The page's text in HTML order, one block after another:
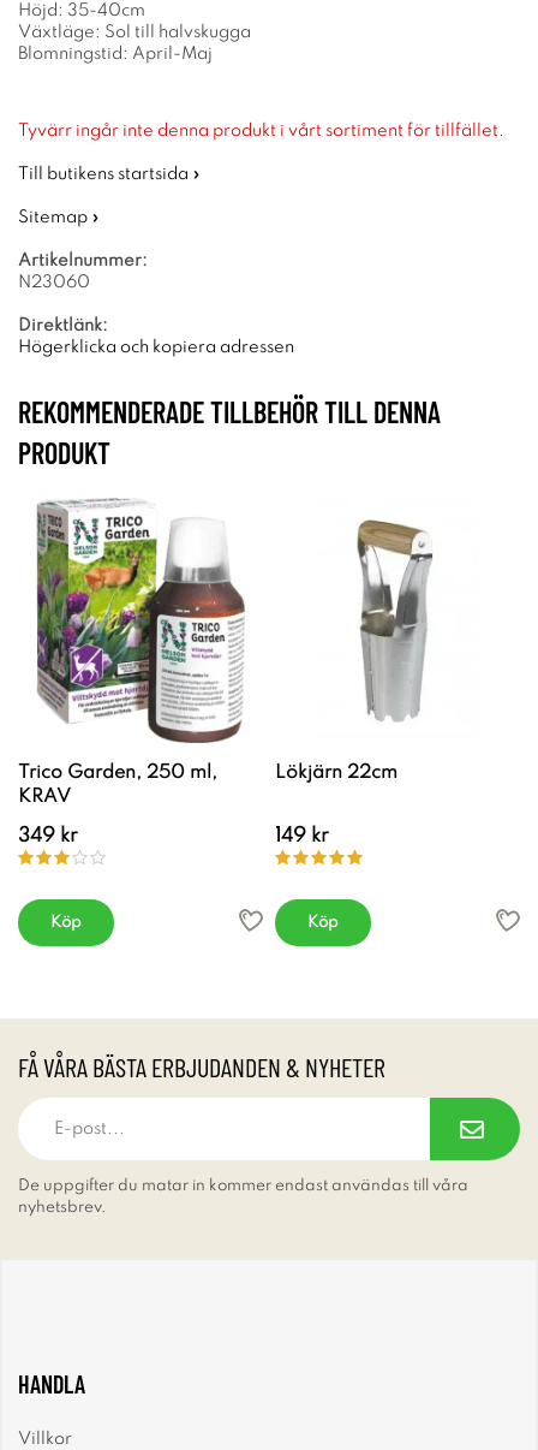
Höjd: 35-40cm
Växtläge: Sol till halvskugga
Blomningstid: April-Maj
Tyvärr ingår inte denna produkt i vårt sortiment för tillfället.
Till butikens startsida »
Sitemap »
Artikelnummer:
N23060
Direktlänk:
Högerklicka och kopiera adressen
REKOMMENDERADE TILLBEHÖR TILL DENNA
PRODUKT
Trico Garden, 250 ml,
KRAV
349 kr
Köp
Lökjärn 22cm
149 kr
Köp
FÅ VÅRA BÄSTA ERBJUDANDEN & NYHETER
De uppgifter du matar in kommer endast användas till våra
nyhetsbrev.
HANDLA
Villkor